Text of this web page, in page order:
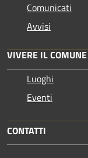
Comunicati
Avvisi
VIVERE IL COMUNE
Luoghi
Eventi
CONTATTI